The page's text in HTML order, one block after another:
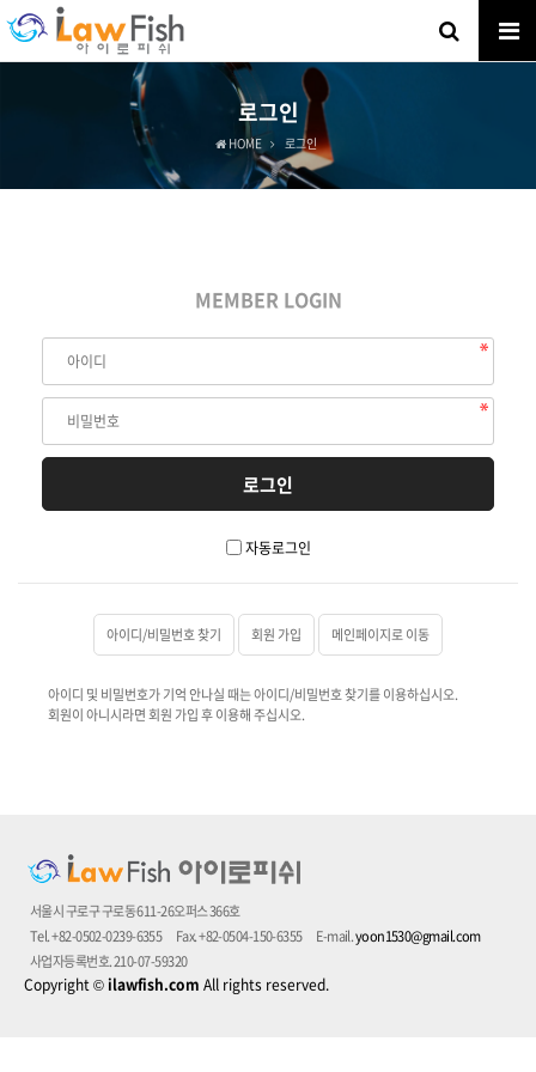
로그인
HOME 로그인
MEMBER LOGIN
자동로그인
아이디/비밀번호 찾기 회원 가입 메인페이지로 이동
아이디 및 비밀번호가 기억 안나실 때는 아이디/비밀번호 찾기를 이용하십시오.
회원이 아니시라면 회원 가입 후 이용해 주십시오.
서울시 구로구 구로동 611-26오퍼스 366호
Tel. +82-0502-0239-6355
Fax. +82-0504-150-6355 E-mail.yoon1530@gmail.com
사업자등록번호. 210-07-59320
Copyright©ilawfish.com All rights reserved.